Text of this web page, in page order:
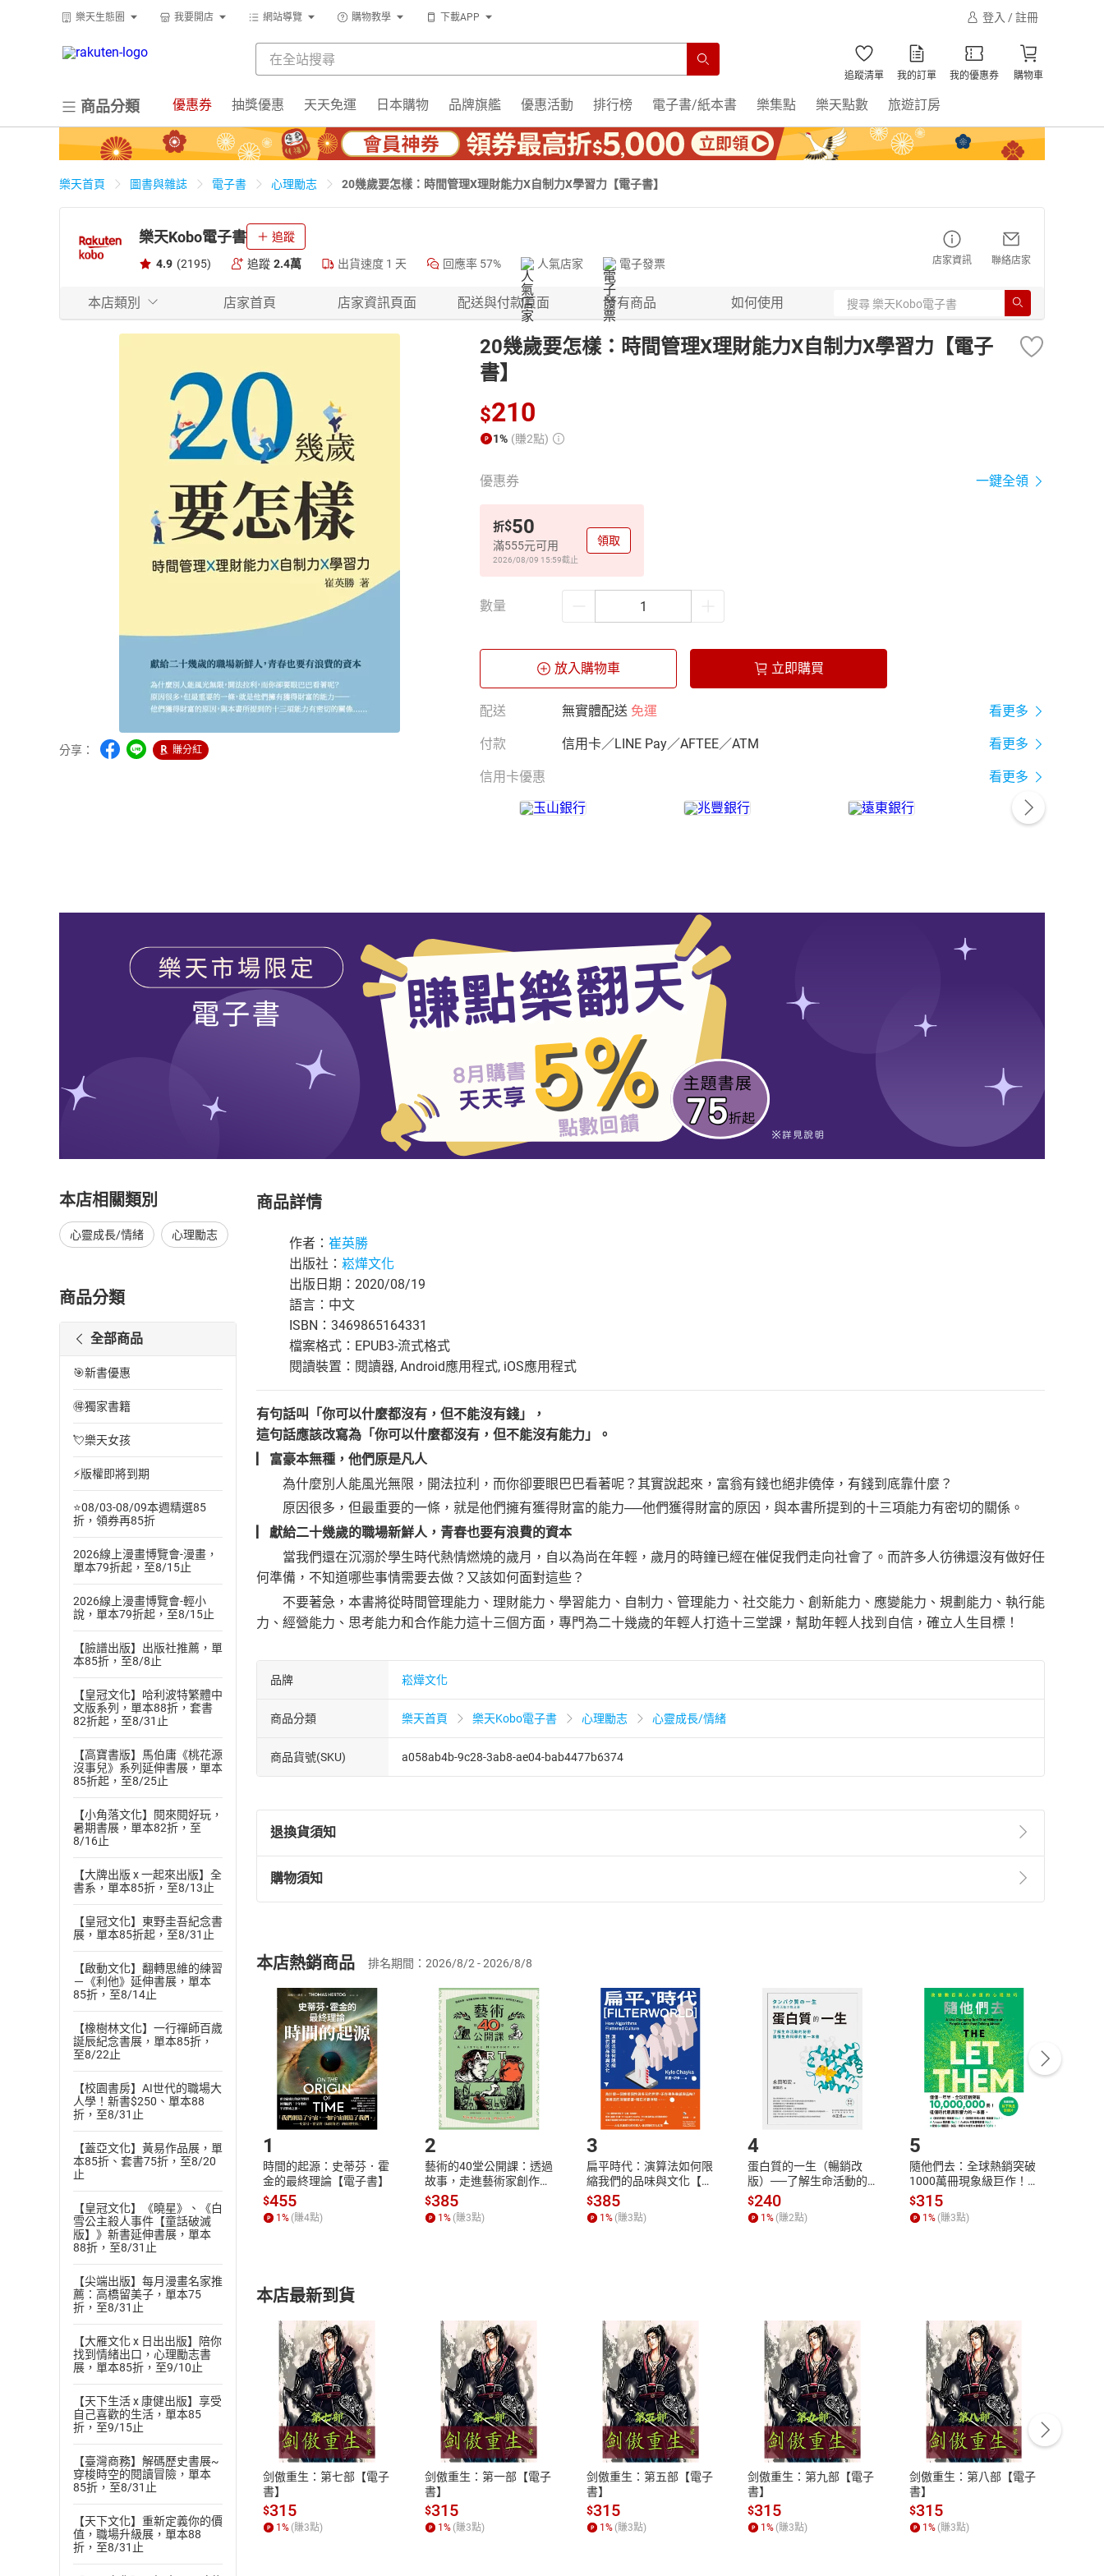
樂天生態圈 我要開店 網站導覽 購物教學 下載APP 登入 / 註冊
追蹤清單 我的訂單 我的優惠券 購物車
商品分類 優惠券 抽獎優惠 天天免運 日本購物 品牌旗艦 優惠活動 排行榜 電子書/紙本書 樂集點 樂天點數 旅遊訂房
樂天首頁 圖書與雜誌 電子書 心理勵志 20幾歲要怎樣：時間管理X理財能力X自制力X學習力【電子書】
樂天Kobo電子書 追蹤
4.9 (2195) 追蹤 2.4萬 出貨速度 1 天 回應率 57% 人氣店家 電子發票 店家資訊 聯絡店家
本店類別 店家首頁 店家資訊頁面 配送與付款頁面 所有商品 如何使用
分享： 賺分紅
20幾歲要怎樣：時間管理X理財能力X自制力X學習力【電子
書】
$210
1% (賺2點)
優惠券 一鍵全領
折$50
滿555元可用
2026/08/09 15:59截止
領取
數量
放入購物車 立即購買
配送 無實體配送 免運 看更多
付款 信用卡／LINE Pay／AFTEE／ATM 看更多
信用卡優惠 看更多
本店相關類別
心靈成長/情緒 心理勵志
商品分類
全部商品
🎯新書優惠
🉐獨家書籍
💘樂天女孩
⚡版權即將到期
⭐08/03-08/09本週精選85
折，領券再85折
2026線上漫畫博覽會-漫畫，
單本79折起，至8/15止
2026線上漫畫博覽會-輕小
說，單本79折起，至8/15止
【臉譜出版】出版社推薦，單
本85折，至8/8止
【皇冠文化】哈利波特繁體中
文版系列，單本88折，套書
82折起，至8/31止
【高寶書版】馬伯庸《桃花源
沒事兒》系列延伸書展，單本
85折起，至8/25止
【小角落文化】閱來閱好玩，
暑期書展，單本82折，至
8/16止
【大牌出版 x 一起來出版】全
書系，單本85折，至8/13止
【皇冠文化】東野圭吾紀念書
展，單本85折起，至8/31止
【啟動文化】翻轉思維的練習
－《利他》延伸書展，單本
85折，至8/14止
【橡樹林文化】一行禪師百歲
誕辰紀念書展，單本85折，
至8/22止
【校園書房】AI世代的職場大
人學！新書$250、單本88
折，至8/31止
【蓋亞文化】黃易作品展，單
本85折、套書75折，至8/20
止
【皇冠文化】《曉星》、《白
雪公主殺人事件【童話破滅
版】》新書延伸書展，單本
88折，至8/31止
【尖端出版】每月漫畫名家推
薦：高橋留美子，單本75
折，至8/31止
【大雁文化 x 日出出版】陪你
找到情緒出口，心理勵志書
展，單本85折，至9/10止
【天下生活 x 康健出版】享受
自己喜歡的生活，單本85
折，至9/15止
【臺灣商務】解碼歷史書展~
穿梭時空的閱讀冒險，單本
85折，至8/31止
【天下文化】重新定義你的價
值，職場升級展，單本88
折，至8/31止
商品詳情
作者： 崔英勝
出版社： 崧燁文化
出版日期：2020/08/19
語言：中文
ISBN：3469865164331
檔案格式：EPUB3-流式格式
閱讀裝置：閱讀器, Android應用程式, iOS應用程式
有句話叫「你可以什麼都沒有，但不能沒有錢」，
這句話應該改寫為「你可以什麼都沒有，但不能沒有能力」。
▏富豪本無種，他們原是凡人
為什麼別人能風光無限，開法拉利，而你卻要眼巴巴看著呢？其實說起來，富翁有錢也絕非僥倖，有錢到底靠什麼？
原因很多，但最重要的一條，就是他們擁有獲得財富的能力──他們獲得財富的原因，與本書所提到的十三項能力有密切的關係。
▏獻給二十幾歲的職場新鮮人，青春也要有浪費的資本
當我們還在沉溺於學生時代熱情燃燒的歲月，自以為尚在年輕，歲月的時鐘已經在催促我們走向社會了。而許多人彷彿還沒有做好任
何準備，不知道哪些事情需要去做？又該如何面對這些？
不要著急，本書將從時間管理能力、理財能力、學習能力、自制力、管理能力、社交能力、創新能力、應變能力、規劃能力、執行能
力、經營能力、思考能力和合作能力這十三個方面，專門為二十幾歲的年輕人打造十三堂課，幫助年輕人找到自信，確立人生目標！
品牌 崧燁文化
商品分類 樂天首頁 樂天Kobo電子書 心理勵志 心靈成長/情緒
商品貨號(SKU) a058ab4b-9c28-3ab8-ae04-bab4477b6374
退換貨須知
退換貨規定：
(一)依消費者保護法第19條第1項後段暨通訊交易解除權合理例外情事適用準則第2條第5款之規定，「非以有形媒介提供之數位
(二)消費者訂購本店鋪之商品即代表知悉本店鋪所銷售之商品為電子書，屬非以有形媒介提供之數位內容，消費者同意若訂購後
且已下載/存取電子書，不得請求退貨退款。
退貨方式：您欲取消訂單或辦理退貨時，請登入樂天市場，並於「我的訂單」中點選「瀏覽訂單明細」
「申請取消訂單/退
貨」，本店鋪將依您的申請進行審核，待審核通過後將為您辦理退款事宜。
請注意，樂天市場須以整筆訂單為單位進行取消/退貨，恕無法以單支商品取消/退貨。
購物須知
挑選商品
Choose
放入購物車
Shopping cart
登入帳號
Login
付款方式
Payment
完成訂單
Complete
購書後，如何開始使用？
Step1.選擇閱讀載具 Step2.登入帳號，下載書籍後看書
付款方式
ATM轉帳、信用卡、LINE PAY、AFTEE
退換貨規範
本店是否提供消費者保護法七日猶豫期
之權利，遽消費者保護法及通訊交易解
除權合理例外情事適用準則，依商品性
質各有不同規定。詳細退換貨說明請參
照各商品說明。
客服資訊
服務時間：週一到週五 10:00-12:00、
13:00-17:00 (國定假日及例假日休息)
客服電話：0080-1857077
本店熱銷商品 排名期間：2026/8/2 - 2026/8/8
1
時間的起源：史蒂芬．霍
金的最終理論【電子書】
$455
1% (賺4點)
2
藝術的40堂公開課：透過
故事，走進藝術家創作現
場，看藝術如何誕生、如
何形塑人類生活【電子
書】
$385
1% (賺3點)
3
扁平時代：演算法如何限
縮我們的品味與文化【電
子書】
$385
1% (賺3點)
4
蛋白質的一生（暢銷改
版）──了解生命活動的
秘密，讀懂生命科學的第
一本書【電子書】
$240
1% (賺2點)
5
隨他們去：全球熱銷突破
1000萬冊現象級巨作！
改變千萬人命運的心理技
巧【附放下執念明信片
圖】【電子書】
$315
1% (賺3點)
本店最新到貨
剑傲重生：第七部【電子
書】
$315
1 % (賺3點)
剑傲重生：第一部【電子
書】
$315
1 % (賺3點)
剑傲重生：第五部【電子
書】
$315
1 % (賺3點)
剑傲重生：第九部【電子
書】
$315
1% (賺3點)
剑傲重生：第八部【電子
書】
$315
1% (賺3點)